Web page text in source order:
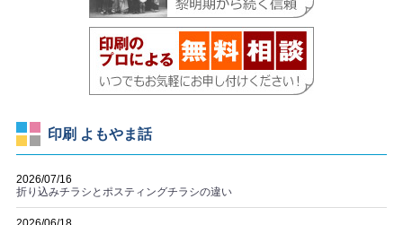
印刷 よもやま話
2026/07/16
折り込みチラシとポスティングチラシの違い